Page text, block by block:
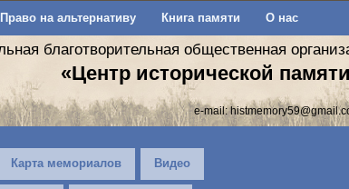
Право на альтернативу Книга памяти О нас
благотворительная общественная
«Центр исторической
e-mail:
Карта мемориалов Видео